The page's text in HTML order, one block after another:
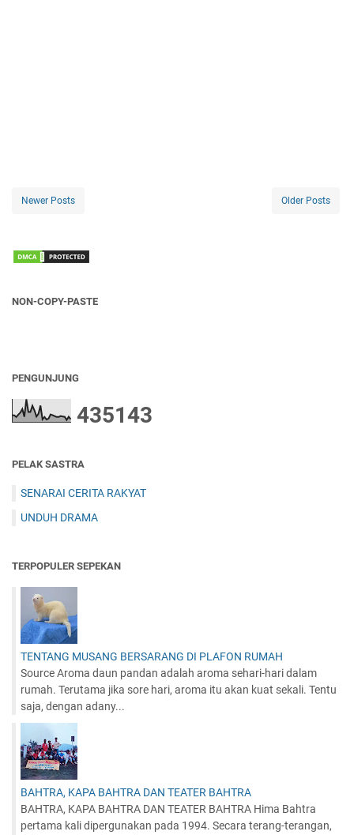
Newer Posts Older Posts
NON-COPY-PASTE
PENGUNJUNG
435143
PELAK SASTRA
SENARAI CERITA RAKYAT
UNDUH DRAMA
TERPOPULER SEPEKAN
TENTANG MUSANG BERSARANG DI PLAFON RUMAH
Source Aroma daun pandan adalah aroma sehari-hari dalam
rumah. Terutama jika sore hari, aroma itu akan kuat sekali. Tentu
saja, dengan adany...
BAHTRA, KAPA BAHTRA DAN TEATER BAHTRA
BAHTRA, KAPA BAHTRA DAN TEATER BAHTRA Hima Bahtra
pertama kali dipergunakan pada 1994. Secara terang-terangan,